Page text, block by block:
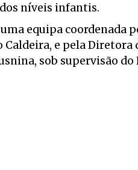
níveis infantis.
equipa coordenada
e pela Diretora
sob supervisão